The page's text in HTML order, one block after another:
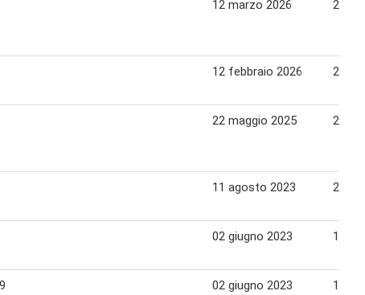
12 marzo 2026 25
12 febbraio 2026 25
22 maggio 2025 28
11 agosto 2023 24
02 giugno 2023 15
02 giugno 2023 15